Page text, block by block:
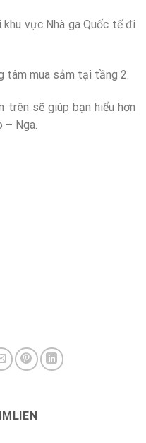
vực Nhà ga Quốc tế đi
tâm mua sắm tại tầng 2.
trên sẽ giúp bạn hiểu hơn
– Nga.